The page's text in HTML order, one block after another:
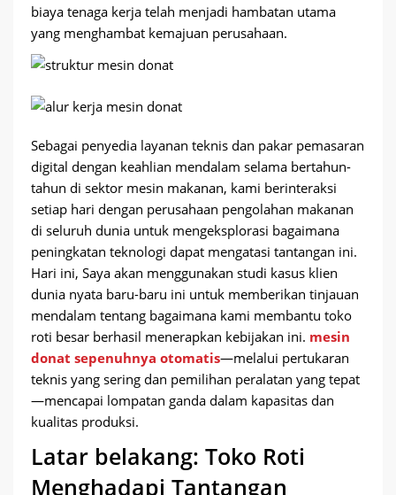
biaya tenaga kerja telah menjadi hambatan utama
yang menghambat kemajuan perusahaan.
Sebagai penyedia layanan teknis dan pakar pemasaran
digital dengan keahlian mendalam selama bertahun-
tahun di sektor mesin makanan, kami berinteraksi
setiap hari dengan perusahaan pengolahan makanan
di seluruh dunia untuk mengeksplorasi bagaimana
peningkatan teknologi dapat mengatasi tantangan ini.
Hari ini, Saya akan menggunakan studi kasus klien
dunia nyata baru-baru ini untuk memberikan tinjauan
mendalam tentang bagaimana kami membantu toko
roti besar berhasil menerapkan kebijakan ini. mesin
donat sepenuhnya otomatis—melalui pertukaran
teknis yang sering dan pemilihan peralatan yang tepat
—mencapai lompatan ganda dalam kapasitas dan
kualitas produksi.
Latar belakang: Toko Roti
Menghadapi Tantangan